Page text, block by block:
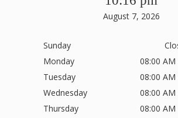
August 7, 2026
Sunday
Monday
08:00
Tuesday
08:00
Wednesday
08:00
Thursday
08:00